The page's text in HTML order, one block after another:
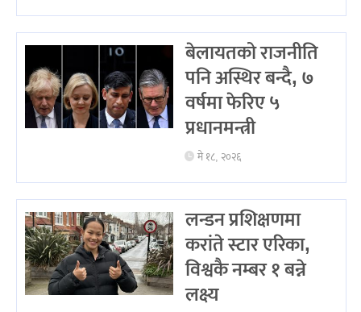
बेलायतको राजनीति
पनि अस्थिर बन्दै, ७
वर्षमा फेरिए ५
प्रधानमन्त्री
मे १८, २०२६
लन्डन प्रशिक्षणमा
करांते स्टार एरिका,
विश्वकै नम्बर १ बन्ने
लक्ष्य